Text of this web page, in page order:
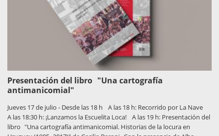
Presentación del libro "Una cartografía
antimanicomial"
Jueves 17 de julio - Desde las 18 h A las 18 h: Recorrido por La Nave
A las 18:30 h: ¡Lanzamos la Escuelita Loca! A las 19 h: Presentación del
libro "Una cartografía antimanicomial. Historias de la locura en